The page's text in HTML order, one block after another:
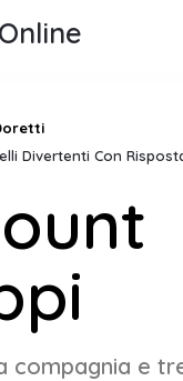
Divertenti Con
compagnia e